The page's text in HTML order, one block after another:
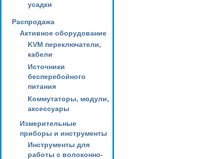
усадки
Распродажа
Активное оборудование
KVM переключатели,
кабели
Источники
бесперебойного
питания
Коммутаторы, модули,
аксессуары
Измерительные
приборы и инструменты
Инструменты для
работы с волоконно-